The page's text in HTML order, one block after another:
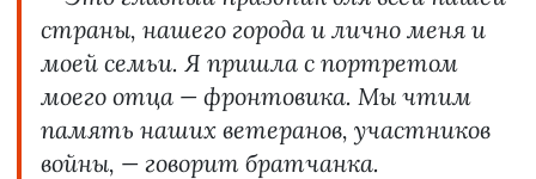
страны, нашего города и лично меня и
моей семьи. Я пришла с портретом
моего отца — фронтовика. Мы чтим
память наших ветеранов, участников
войны, — говорит братчанка.